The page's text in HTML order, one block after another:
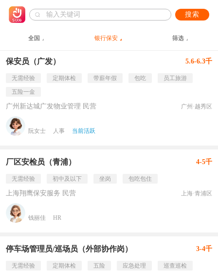
搜索
全国 银行保安 筛选
保安员（广发） 5.6-6.3千
无需经验 定期体检 带薪年假 包吃
员工旅游
五险一金
广州新达城广发物业管理 民营 广州·越秀区
阮女士 人事 当前活跃
厂区安检员（青浦） 4-5千
无需经验 初中及以下 坐岗 包吃包住
上海翔鹰保安服务 民营 上海·青浦区
钱丽佳 HR
停车场管理员/巡场员（外部协作岗） 3-4千
无需经验 定期体检 五险 应急处理
巡查巡检